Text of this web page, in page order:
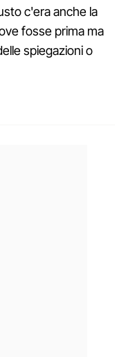
c'era anche la
fosse prima ma
spiegazioni o